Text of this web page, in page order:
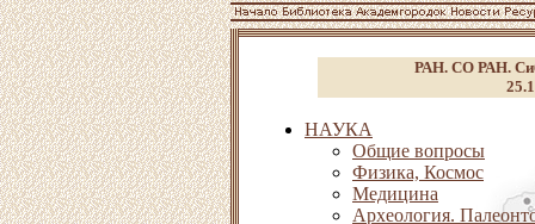
РАН. СО РАН.
НАУКА
Общие вопросы
Физика, Космос
Медицина
Археология.